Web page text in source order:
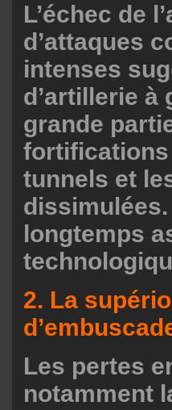
L’échec de
d’attaques
intenses
d’artillerie à
grande
fortifications
tunnels et
dissimulées.
longtemps
2. La
Les pertes
notamment